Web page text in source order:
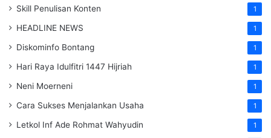
Skill Penulisan Konten 1
HEADLINE NEWS 1
Diskominfo Bontang 1
Hari Raya Idulfitri 1447 Hijriah 1
Neni Moerneni 1
Cara Sukses Menjalankan Usaha 1
Letkol Inf Ade Rohmat Wahyudin 1